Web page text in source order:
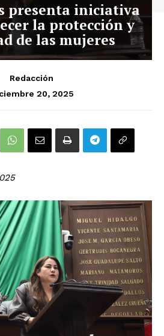
presenta iniciativa
la protección y
de las mujeres
Redacción
20, 2025